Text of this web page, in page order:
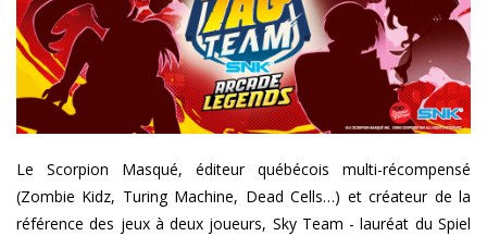
Le Scorpion Masqué, éditeur québécois multi-récompensé
(Zombie Kidz, Turing Machine, Dead Cells…) et créateur de la
référence des jeux à deux joueurs, Sky Team - lauréat du Spiel